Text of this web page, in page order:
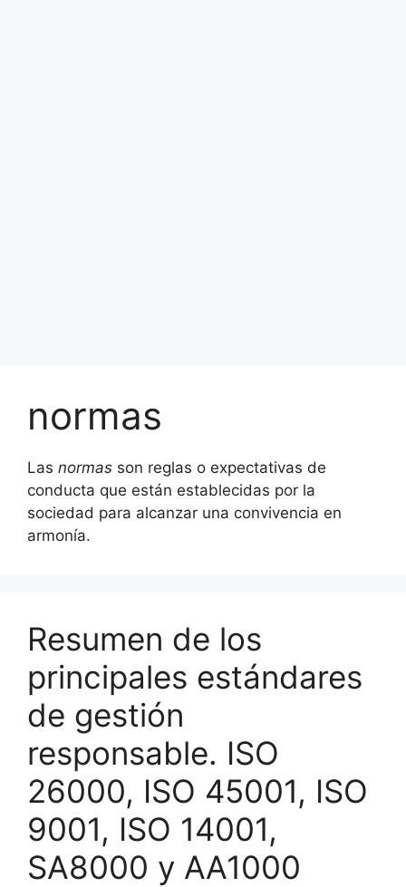
normas
Las normas son reglas o expectativas de
conducta que están establecidas por la
sociedad para alcanzar una convivencia en
armonía.
Resumen de los
principales estándares
de gestión
responsable. ISO
26000, ISO 45001, ISO
9001, ISO 14001,
SA8000 y AA1000